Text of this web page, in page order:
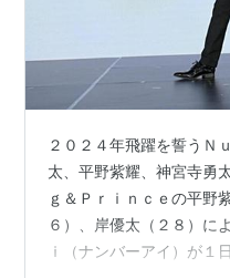
２０２４年飛躍を誓うＮ
太、平野紫耀、神宮寺勇
ｇ＆Ｐｒｉｎｃｅの平野
６）、岸優太（２８）に
ｉ（ナンバーアイ）が１